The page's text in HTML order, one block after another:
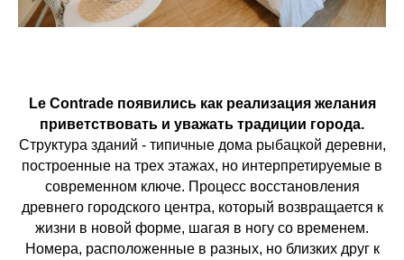
Le Contrade появились как реализация желания
приветствовать и уважать традиции города.
Структура зданий - типичные дома рыбацкой деревни,
построенные на трех этажах, но интерпретируемые в
современном ключе. Процесс восстановления
древнего городского центра, который возвращается к
жизни в новой форме, шагая в ногу со временем.
Номера, расположенные в разных, но близких друг к